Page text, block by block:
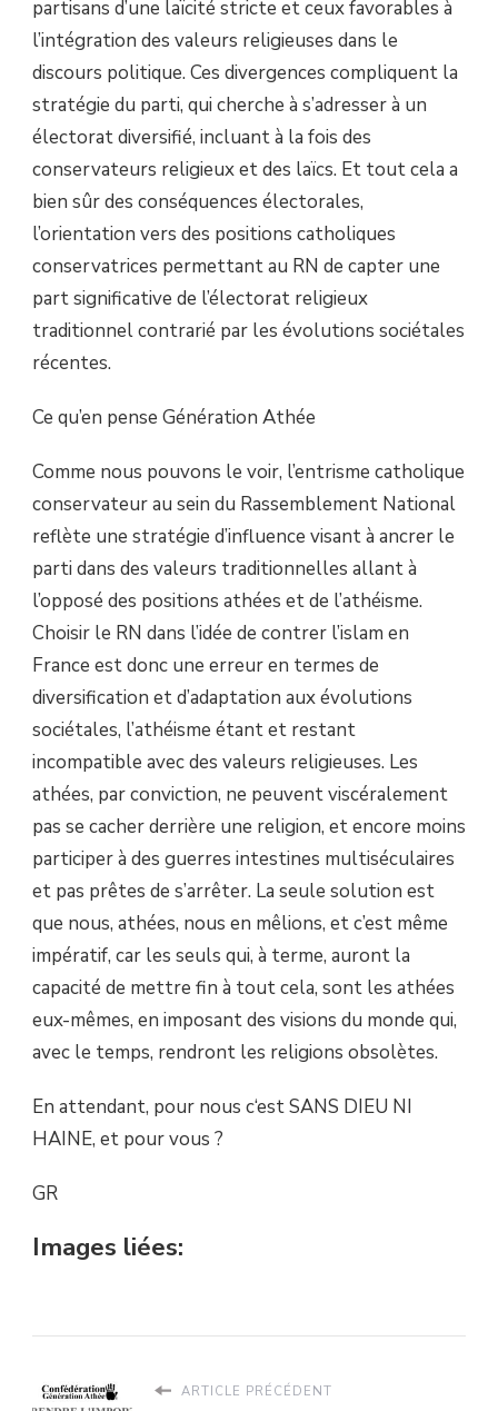
partisans d’une laïcité stricte et ceux favorables à
l’intégration des valeurs religieuses dans le
discours politique. Ces divergences compliquent la
stratégie du parti, qui cherche à s’adresser à un
électorat diversifié, incluant à la fois des
conservateurs religieux et des laïcs. Et tout cela a
bien sûr des conséquences électorales,
l’orientation vers des positions catholiques
conservatrices permettant au RN de capter une
part significative de l’électorat religieux
traditionnel contrarié par les évolutions sociétales
récentes.
Ce qu’en pense Génération Athée
Comme nous pouvons le voir, l’entrisme catholique
conservateur au sein du Rassemblement National
reflète une stratégie d’influence visant à ancrer le
parti dans des valeurs traditionnelles allant à
l’opposé des positions athées et de l’athéisme.
Choisir le RN dans l’idée de contrer l’islam en
France est donc une erreur en termes de
diversification et d’adaptation aux évolutions
sociétales, l’athéisme étant et restant
incompatible avec des valeurs religieuses. Les
athées, par conviction, ne peuvent viscéralement
pas se cacher derrière une religion, et encore moins
participer à des guerres intestines multiséculaires
et pas prêtes de s’arrêter. La seule solution est
que nous, athées, nous en mêlions, et c’est même
impératif, car les seuls qui, à terme, auront la
capacité de mettre fin à tout cela, sont les athées
eux-mêmes, en imposant des visions du monde qui,
avec le temps, rendront les religions obsolètes.
En attendant, pour nous c‘est SANS DIEU NI
HAINE, et pour vous ?
GR
Images liées:
ARTICLE PRÉCÉDENT